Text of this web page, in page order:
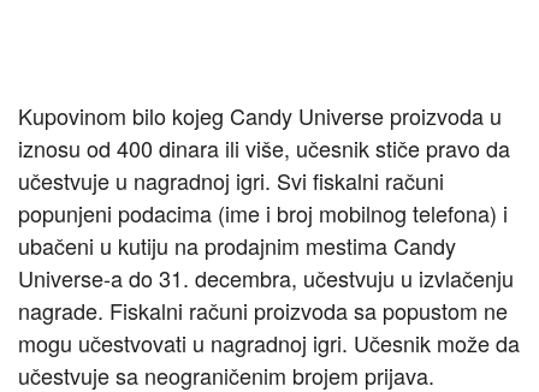
Kupovinom bilo kojeg Candy Universe proizvoda u
iznosu od 400 dinara ili više, učesnik stiče pravo da
učestvuje u nagradnoj igri. Svi fiskalni računi
popunjeni podacima (ime i broj mobilnog telefona) i
ubačeni u kutiju na prodajnim mestima Candy
Universe-a do 31. decembra, učestvuju u izvlačenju
nagrade. Fiskalni računi proizvoda sa popustom ne
mogu učestvovati u nagradnoj igri. Učesnik može da
učestvuje sa neograničenim brojem prijava.